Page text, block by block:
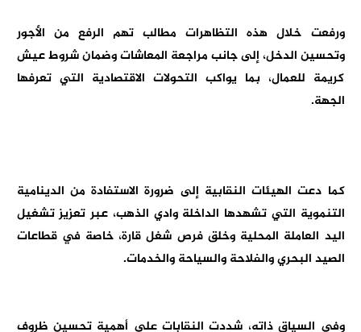
ورفعت خلال هذه التظاهرات مطالب تهم الرفع من الأجور
وتحسين الدخل، إلى جانب مراجعة المعاشات وضمان شروط عيش
كريمة للعمال، بما يواكب التحولات الاقتصادية التي تعرفها
الجهة.
كما دعت الهيئات النقابية إلى ضرورة الاستفادة من الدينامية
التنموية التي تشهدها الداخلة وادي الذهب، عبر تعزيز تشغيل
اليد العاملة المحلية وخلق فرص شغل قارة، خاصة في قطاعات
الصيد البحري والفلاحة والسياحة والخدمات.
وفي السياق ذاته، شددت النقابات على أهمية تحسين ظروف